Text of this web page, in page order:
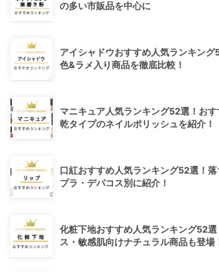
の多い市販品を中心に
アイシャドウおすすめ人気ランキン
色&ラメ入り商品を徹底比較！
マニキュア人気ランキング52選！お
乾タイプのネイルポリッシュを紹介！
口紅おすすめ人気ランキング52選！
プラ・デパコス別に紹介！
化粧下地おすすめ人気ランキング52
ス・敏感肌向けナチュラル商品も登場